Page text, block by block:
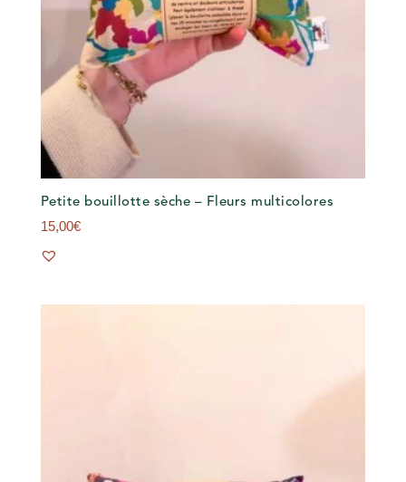
Petite bouillotte sèche – Fleurs multicolores
15,00€